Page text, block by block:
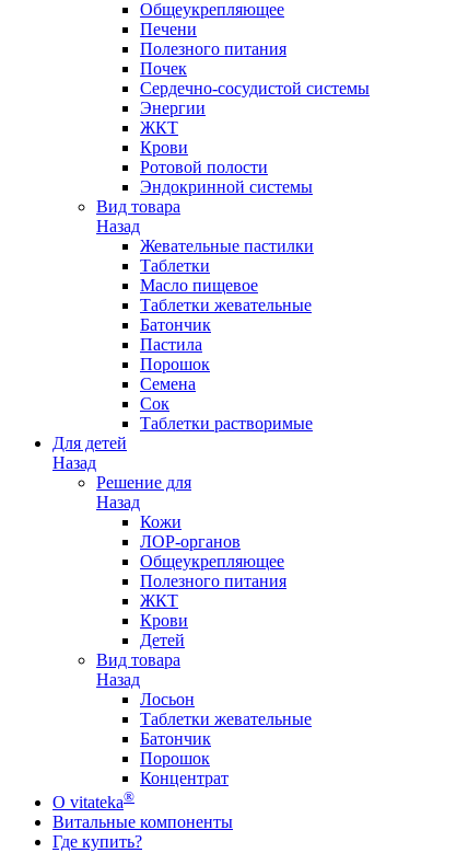
Общеукрепляющее
Печени
Полезного питания
Почек
Сердечно-сосудистой системы
Энергии
ЖКТ
Крови
Ротовой полости
Эндокринной системы
Вид товара
Назад
Жевательные пастилки
Таблетки
Масло пищевое
Таблетки жевательные
Батончик
Пастила
Порошок
Семена
Сок
Таблетки растворимые
Для детей
Назад
Решение для
Назад
Кожи
ЛОР-органов
Общеукрепляющее
Полезного питания
ЖКТ
Крови
Детей
Вид товара
Назад
Лосьон
Таблетки жевательные
Батончик
Порошок
Концентрат
О vitateka®
Витальные компоненты
Где купить?